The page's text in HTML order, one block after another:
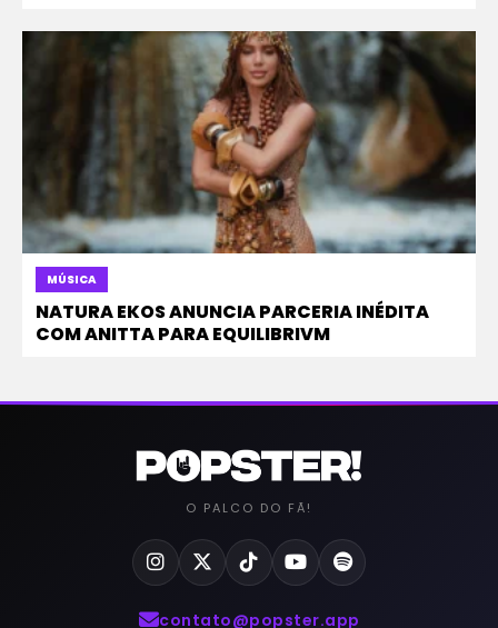
MÚSICA
NATURA EKOS ANUNCIA PARCERIA INÉDITA
COM ANITTA PARA EQUILIBRIVM
O PALCO DO FÃ!
contato@popster.app